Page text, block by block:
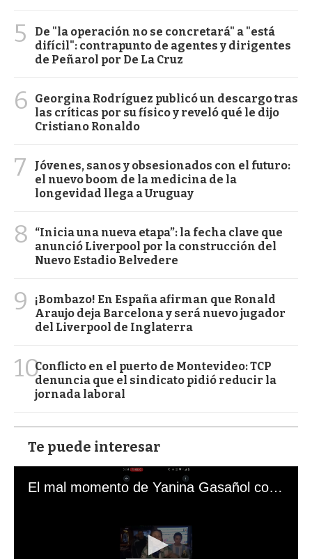
5
De "la operación no se concretará" a "está
difícil": contrapunto de agentes y dirigentes
de Peñarol por De La Cruz
6
Georgina Rodríguez publicó un descargo tras
las críticas por su físico y reveló qué le dijo
Cristiano Ronaldo
7
Jóvenes, sanos y obsesionados con el futuro:
el nuevo boom de la medicina de la
longevidad llega a Uruguay
8
“Inicia una nueva etapa”: la fecha clave que
anunció Liverpool por la construcción del
Nuevo Estadio Belvedere
9
¡Bombazo! En España afirman que Ronald
Araujo deja Barcelona y será nuevo jugador
del Liverpool de Inglaterra
10Conflicto en el puerto de Montevideo: TCP
denuncia que el sindicato pidió reducir la
jornada laboral
Te puede interesar
El mal momento de Yanina Gasañol con un hincha argentino en "Subrayado"